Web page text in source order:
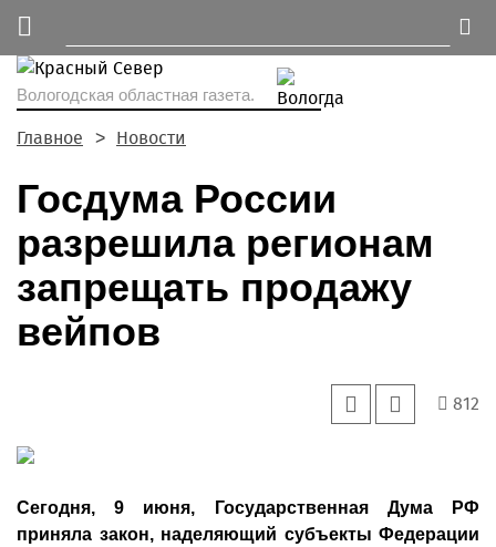
Вологодская областная газета.
Главное Новости
Госдума России
разрешила регионам
запрещать продажу
вейпов
812
Сегодня, 9 июня, Государственная Дума РФ
приняла закон, наделяющий субъекты Федерации